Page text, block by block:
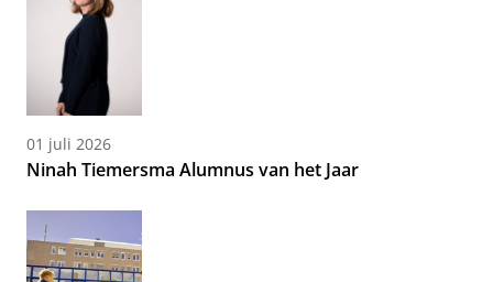
01 juli 2026
Ninah Tiemersma Alumnus van het Jaar